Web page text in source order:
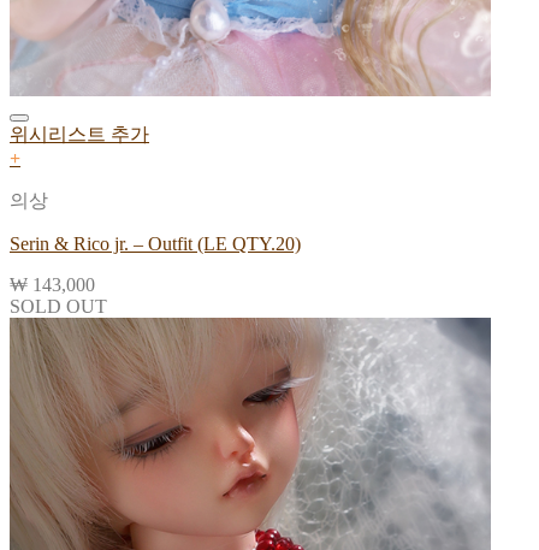
위시리스트 추가
+
의상
Serin & Rico jr. – Outfit (LE QTY.20)
₩ 143,000
SOLD OUT